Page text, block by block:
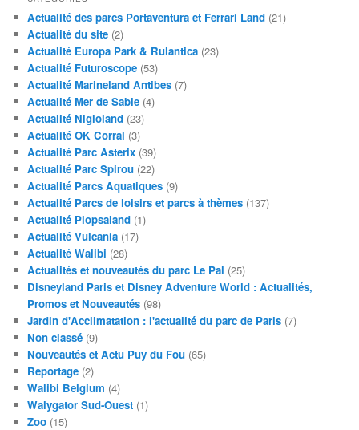
Actualité des parcs Portaventura et Ferrari Land (21)
Actualité du site (2)
Actualité Europa Park & Rulantica (23)
Actualité Futuroscope (53)
Actualité Marineland Antibes (7)
Actualité Mer de Sable (4)
Actualité Nigloland (23)
Actualité OK Corral (3)
Actualité Parc Asterix (39)
Actualité Parc Spirou (22)
Actualité Parcs Aquatiques (9)
Actualité Parcs de loisirs et parcs à thèmes (137)
Actualité Plopsaland (1)
Actualité Vulcania (17)
Actualité Walibi (28)
Actualités et nouveautés du parc Le Pal (25)
Disneyland Paris et Disney Adventure World : Actualités,
Promos et Nouveautés (98)
Jardin d'Acclimatation : l'actualité du parc de Paris (7)
Non classé (9)
Nouveautés et Actu Puy du Fou (65)
Reportage (2)
Walibi Belgium (4)
Walygator Sud-Ouest (1)
Zoo (15)